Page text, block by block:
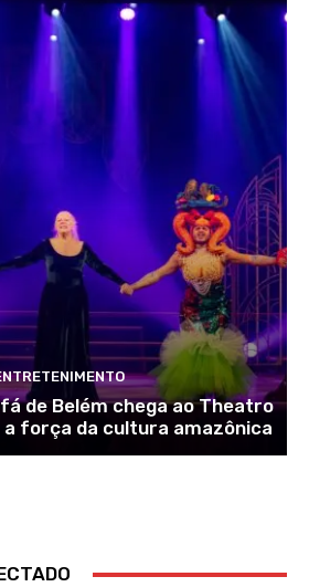
de Belém chega ao Theatro
a força da cultura amazônica